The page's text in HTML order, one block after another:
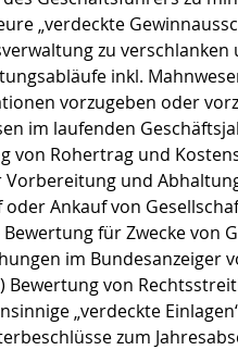
„verdeckte
zu verschlanken
inkl.
vorzugeben oder
im laufenden
von Rohertrag und
Vorbereitung und
oder Ankauf von
Bewertung für Zwecke von
im Bundesanzeiger
Bewertung von
„verdeckte
zum